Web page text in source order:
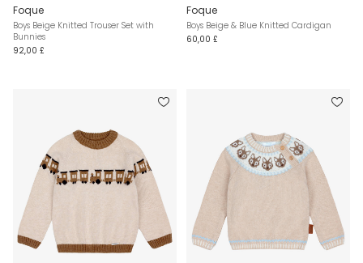
Foque
Boys Beige Knitted Trouser Set with
Bunnies
92,00 £
Foque
Boys Beige & Blue Knitted Cardigan
60,00 £